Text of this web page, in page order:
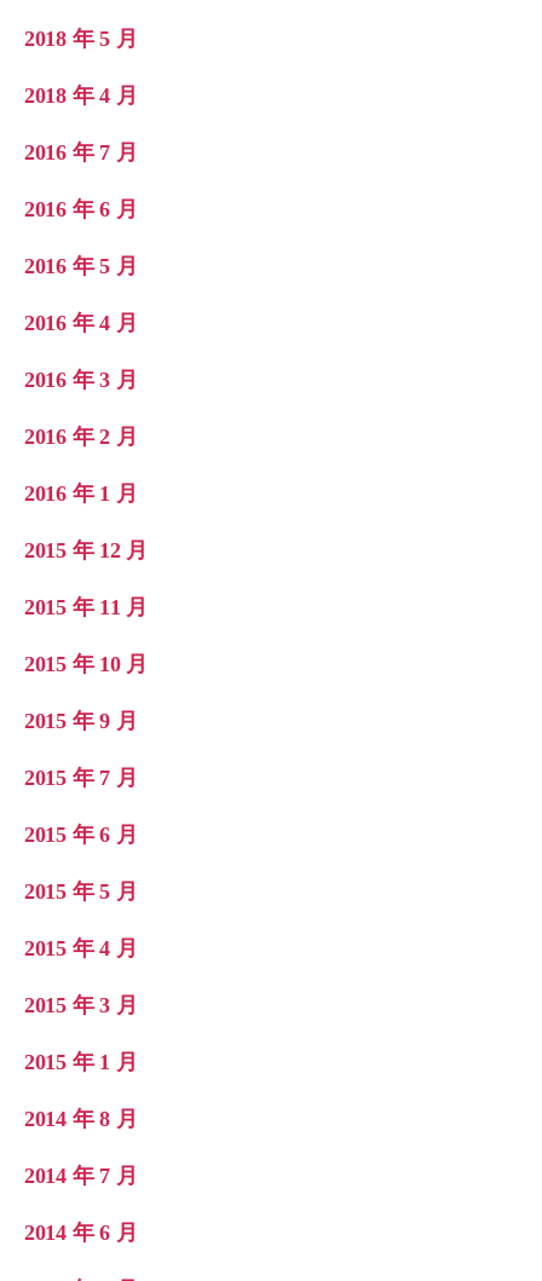
2018 年 5 月
2018 年 4 月
2016 年 7 月
2016 年 6 月
2016 年 5 月
2016 年 4 月
2016 年 3 月
2016 年 2 月
2016 年 1 月
2015 年 12 月
2015 年 11 月
2015 年 10 月
2015 年 9 月
2015 年 7 月
2015 年 6 月
2015 年 5 月
2015 年 4 月
2015 年 3 月
2015 年 1 月
2014 年 8 月
2014 年 7 月
2014 年 6 月